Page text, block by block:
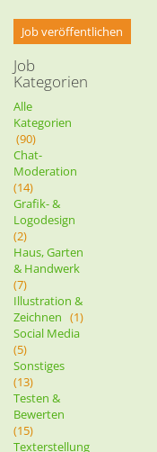
Job veröffentlichen
Job
Kategorien
Alle
Kategorien
(90)
Chat-
Moderation
(14)
Grafik- &
Logodesign
(2)
Haus, Garten
& Handwerk
(7)
Illustration &
Zeichnen (1)
Social Media
(5)
Sonstiges
(13)
Testen &
Bewerten
(15)
Texterstellung